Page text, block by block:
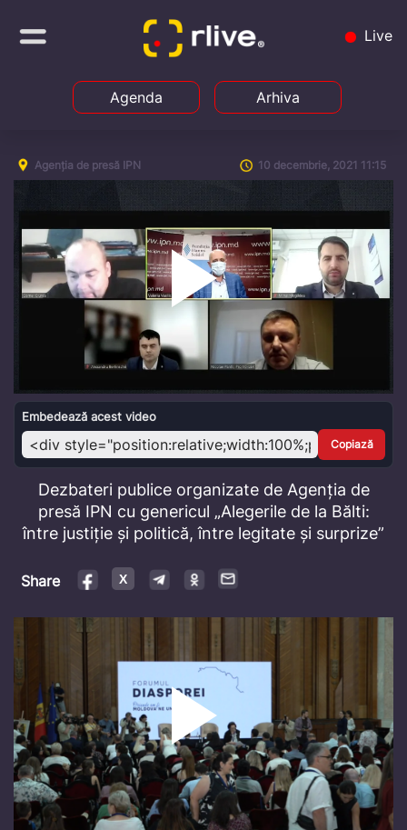
Live
Agenda Arhiva
Agenția de presă IPN 10 decembrie, 2021 11:15
Play
Video
Embedează acest video
Copiază
Dezbateri publice organizate de Agenția de
presă IPN cu genericul „Alegerile de la Bălti:
între justiție și politică, între legitate și surprize”
Share